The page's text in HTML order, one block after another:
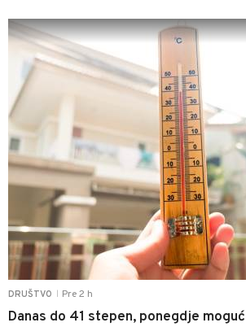
DRUŠTVO Pre 2 h
Danas do 41 stepen, ponegdje